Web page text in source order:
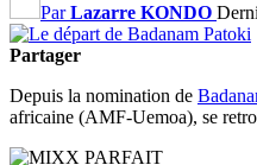
ParLazarre KONDO
Partager
Depuis la nomination de
africaine (AMF-Uemoa), se